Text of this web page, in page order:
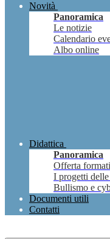
Novità
Panoramica
Le notizie
Calendario
Albo online
Didattica
Panoramica
Offerta
I progetti delle
Bullismo e
Documenti utili
Contatti